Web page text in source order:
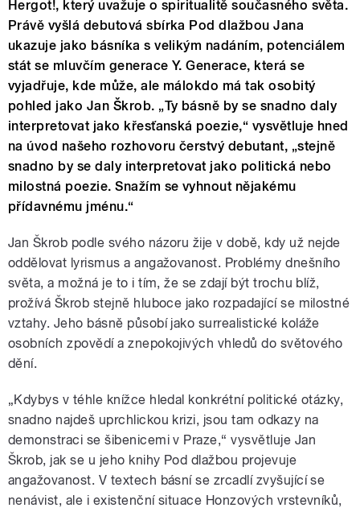
Hergot!, který uvažuje o spiritualitě současného světa.
Právě vyšlá debutová sbírka Pod dlažbou Jana
ukazuje jako básníka s velikým nadáním, potenciálem
stát se mluvčím generace Y. Generace, která se
vyjadřuje, kde může, ale málokdo má tak osobitý
pohled jako Jan Škrob. „Ty básně by se snadno daly
interpretovat jako křesťanská poezie,“ vysvětluje hned
na úvod našeho rozhovoru čerstvý debutant, „stejně
snadno by se daly interpretovat jako politická nebo
milostná poezie. Snažím se vyhnout nějakému
přídavnému jménu.“
Jan Škrob podle svého názoru žije v době, kdy už nejde
oddělovat lyrismus a angažovanost. Problémy dnešního
světa, a možná je to i tím, že se zdají být trochu blíž,
prožívá Škrob stejně hluboce jako rozpadající se milostné
vztahy. Jeho básně působí jako surrealistické koláže
osobních zpovědí a znepokojivých vhledů do světového
dění.
„Kdybys v téhle knížce hledal konkrétní politické otázky,
snadno najdeš uprchlickou krizi, jsou tam odkazy na
demonstraci se šibenicemi v Praze,“ vysvětluje Jan
Škrob, jak se u jeho knihy Pod dlažbou projevuje
angažovanost. V textech básní se zrcadlí zvyšující se
nenávist, ale i existenční situace Honzových vrstevníků,